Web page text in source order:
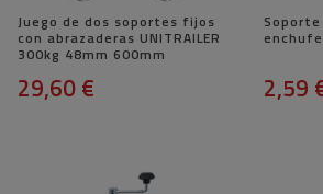
Juego de dos soportes fijos
con abrazaderas UNITRAILER
300kg 48mm 600mm
29,60 €
enchufe
2,59